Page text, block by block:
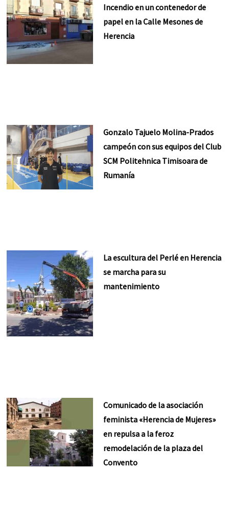
Incendio en un contenedor de
papel en la Calle Mesones de
Herencia
Gonzalo Tajuelo Molina-Prados
campeón con sus equipos del Club
SCM Politehnica Timisoara de
Rumanía
La escultura del Perlé en Herencia
se marcha para su
mantenimiento
Comunicado de la asociación
feminista «Herencia de Mujeres»
en repulsa a la feroz
remodelación de la plaza del
Convento